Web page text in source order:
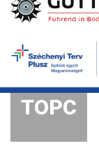
TOPC